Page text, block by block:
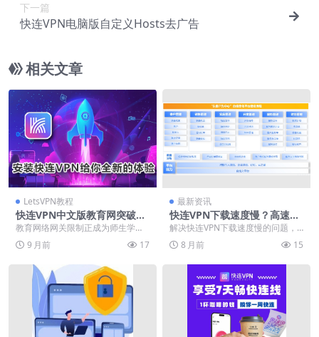
下一篇
快连VPN电脑版自定义Hosts去广告
相关文章
LetsVPN教程
快连VPN中文版教育网突破网
关
教育网络网关限制正成为师生学术
研究的重大障碍，端口封锁、协议
过滤与网站屏蔽严重影...
9 月前 17
最新资讯
快连VPN下载速度慢？高速镜
像与CDN加速技巧
解决快连VPN下载速度慢的问题，
关键在于分析网络带宽、服务器负
载及本地环境等常见...
8 月前 15